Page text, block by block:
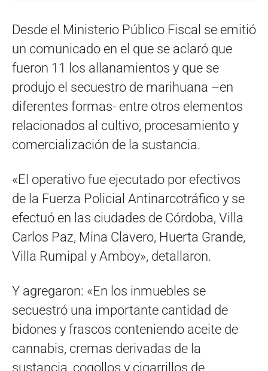
Desde el Ministerio Público Fiscal se emitió
un comunicado en el que se aclaró que
fueron 11 los allanamientos y que se
produjo el secuestro de marihuana –en
diferentes formas- entre otros elementos
relacionados al cultivo, procesamiento y
comercialización de la sustancia.
«El operativo fue ejecutado por efectivos
de la Fuerza Policial Antinarcotráfico y se
efectuó en las ciudades de Córdoba, Villa
Carlos Paz, Mina Clavero, Huerta Grande,
Villa Rumipal y Amboy», detallaron.
Y agregaron: «En los inmuebles se
secuestró una importante cantidad de
bidones y frascos conteniendo aceite de
cannabis, cremas derivadas de la
sustancia, cogollos y cigarrillos de